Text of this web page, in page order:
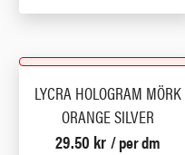
LYCRA HOLOGRAM MÖRK
ORANGE SILVER
29.50 kr / per dm